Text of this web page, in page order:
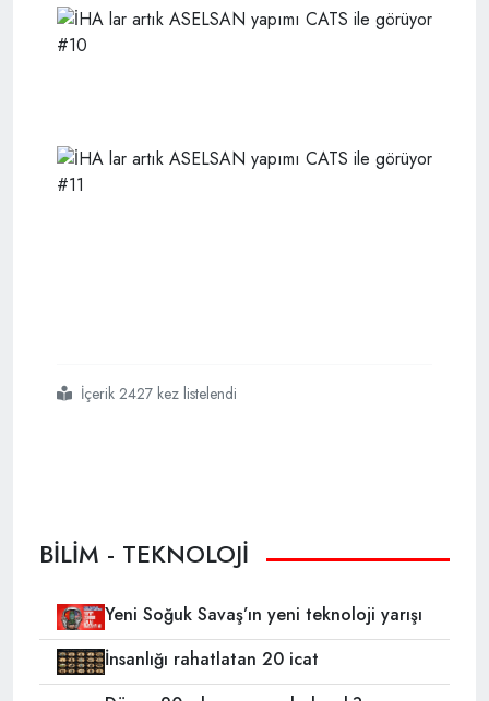
#ihalar
#artık
#aselsan
#yapımı
#cats
#ile
#görüyorİçerik 2427 kez listelendi
BİLİM - TEKNOLOJİ
Yeni Soğuk Savaş’ın yeni teknoloji yarışı
İnsanlığı rahatlatan 20 icat